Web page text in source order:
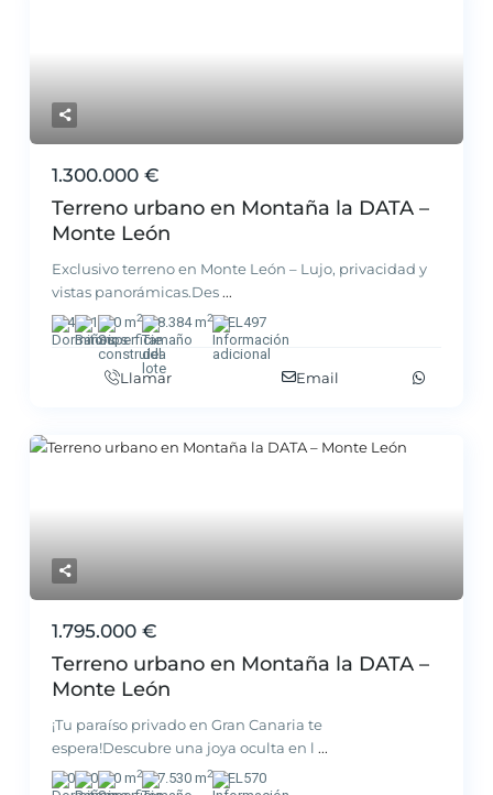
1.300.000 €
Terreno urbano en Montaña la DATA –
Monte León
Exclusivo terreno en Monte León – Lujo, privacidad y
vistas panorámicas.Des ...
4 1 0 m2 8.384 m2 EL497
Llamar Email
1.795.000 €
Terreno urbano en Montaña la DATA –
Monte León
¡Tu paraíso privado en Gran Canaria te
espera!Descubre una joya oculta en l ...
0 0 0 m2 7.530 m2 EL570